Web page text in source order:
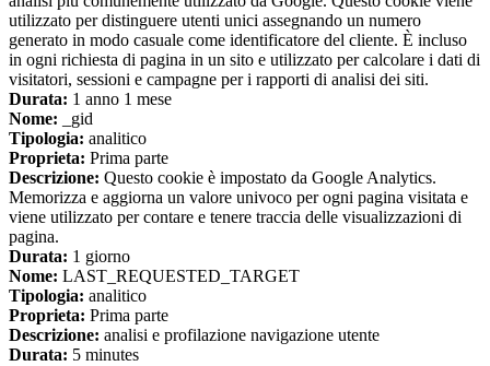
utilizzato per distinguere utenti unici assegnando un numero
generato in modo casuale come identificatore del cliente. È incluso
in ogni richiesta di pagina in un sito e utilizzato per calcolare i dati di
visitatori, sessioni e campagne per i rapporti di analisi dei siti.
Durata: 1 anno 1 mese
Nome: _gid
Tipologia: analitico
Proprieta: Prima parte
Descrizione: Questo cookie è impostato da Google Analytics.
Memorizza e aggiorna un valore univoco per ogni pagina visitata e
viene utilizzato per contare e tenere traccia delle visualizzazioni di
pagina.
Durata: 1 giorno
Nome: LAST_REQUESTED_TARGET
Tipologia: analitico
Proprieta: Prima parte
Descrizione: analisi e profilazione navigazione utente
Durata: 5 minutes